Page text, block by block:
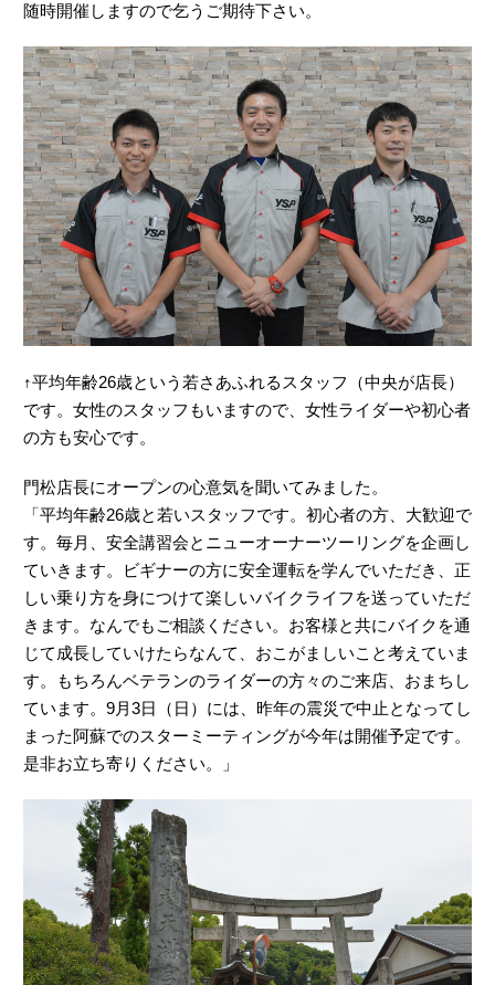
随時開催しますので乞うご期待下さい。
↑平均年齢26歳という若さあふれるスタッフ（中央が店長）
です。女性のスタッフもいますので、女性ライダーや初心者
の方も安心です。
門松店長にオープンの心意気を聞いてみました。
「平均年齢26歳と若いスタッフです。初心者の方、大歓迎で
す。毎月、安全講習会とニューオーナーツーリングを企画し
ていきます。ビギナーの方に安全運転を学んでいただき、正
しい乗り方を身につけて楽しいバイクライフを送っていただ
きます。なんでもご相談ください。お客様と共にバイクを通
じて成長していけたらなんて、おこがましいこと考えていま
す。もちろんベテランのライダーの方々のご来店、おまちし
ています。9月3日（日）には、昨年の震災で中止となってし
まった阿蘇でのスターミーティングが今年は開催予定です。
是非お立ち寄りください。」